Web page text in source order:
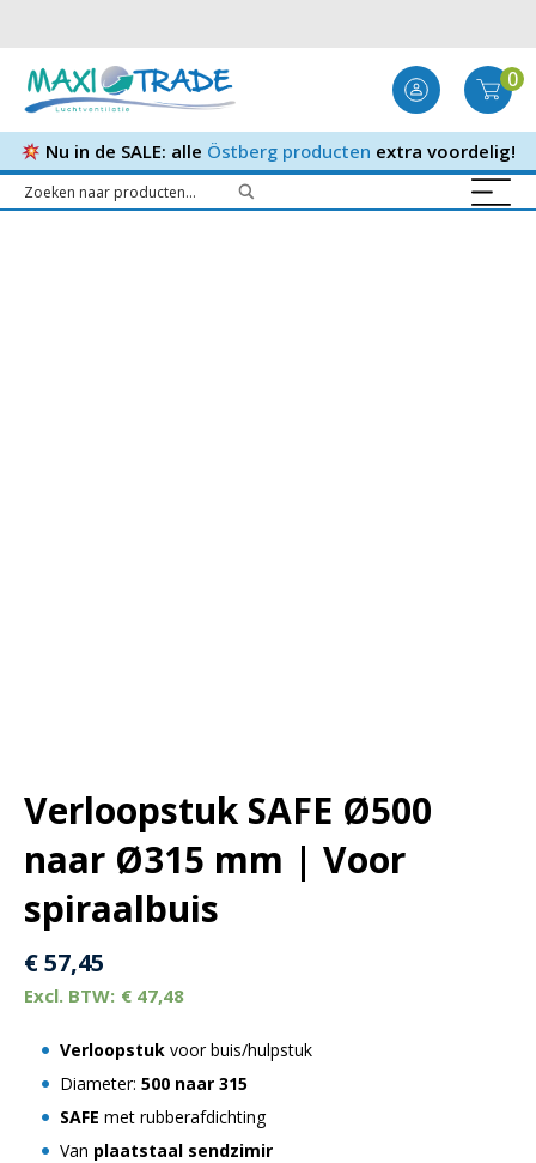
0
Nu in de SALE: alle Östberg producten extra voordelig!
Verloopstuk SAFE Ø500
naar Ø315 mm | Voor
spiraalbuis
€57,45
€ 47,48
Verloopstuk voor buis/hulpstuk
Diameter: 500 naar 315
SAFE met rubberafdichting
Van plaatstaal sendzimir